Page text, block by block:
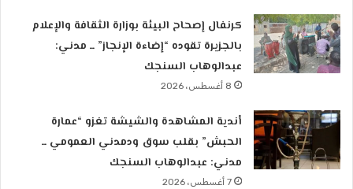
كرنفال إصحاح البيئة بوزارة الثقافة والإعلام
بالجزيرة تقوده “إضاءة الإنجاز” ــ مدني:
عبدالوهاب السنجك
8 أغسطس، 2026
أندية المشاهدة والشيشة تغزو “عمارة
الحبش” بقلب سوق ودمدني العمومي ــ
مدني: عبدالوهاب السنجك
7 أغسطس، 2026